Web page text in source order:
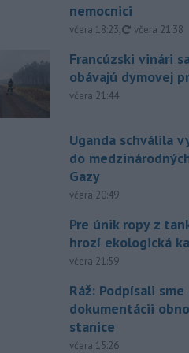
nemocnici
včera 18:23, aktualizované
včera 21:38
Francúzski vinári
obávajú dymovej
včera 21:44
Uganda schválila
do
Gazy
včera 20:49
Pre únik ropy z
hrozí ekologická
včera 21:59
Ráž: Podpísali
dokumentácii
stanice
včera 15:26